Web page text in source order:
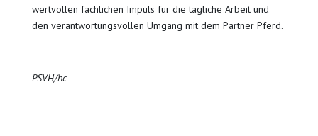
wertvollen fachlichen Impuls für die tägliche Arbeit und
den verantwortungsvollen Umgang mit dem Partner Pferd.
PSVH/hc